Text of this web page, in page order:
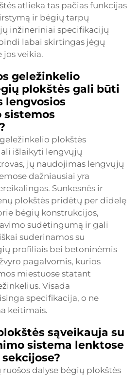
atlieka tas pačias funkcijas
ir bėgių tarpų
inžineriniai specifikacijų
labai skirtingas jėgų
jos veikia.
geležinkelio
plokštės gali būti
lengvosios
sistemos
plokštės
išlaikyti lengvųjų
jų naudojimas lengvųjų
dažniausiai yra
Sunkesnės ir
plokštės pridėtų per didelę
bėgių konstrukcijos,
sudėtingumą ir gali
suderinamos su
profiliais bei betoninėmis
pagalvomis, kurios
miestuose statant
Visada
specifikacija, o ne
keitimais.
sąveikauja su
sistema lenktose
ruošos dalyse bėgių plokštės